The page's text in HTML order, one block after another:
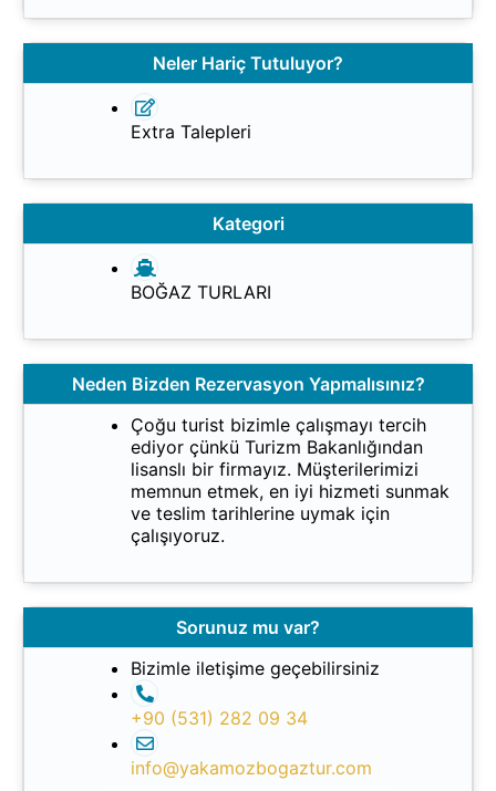
Neler Hariç Tutuluyor?
Extra Talepleri
Kategori
BOĞAZ TURLARI
Neden Bizden Rezervasyon Yapmalısınız?
Çoğu turist bizimle çalışmayı tercih
ediyor çünkü Turizm Bakanlığından
lisanslı bir firmayız. Müşterilerimizi
memnun etmek, en iyi hizmeti sunmak
ve teslim tarihlerine uymak için
çalışıyoruz.
Sorunuz mu var?
Bizimle iletişime geçebilirsiniz
+90 (531) 282 09 34
info@yakamozbogaztur.com